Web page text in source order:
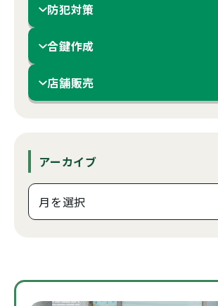
防犯対策
合鍵作成
店舗販売
アーカイブ